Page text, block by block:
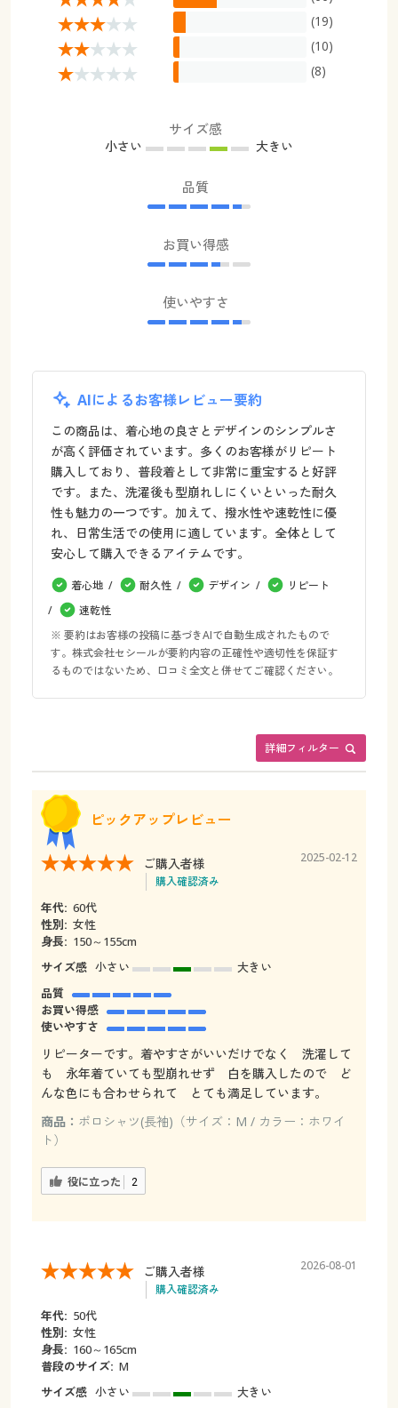
(19)
(10)
(8)
サイズ感
小さい 大きい
品質
お買い得感
使いやすさ
AIによるお客様レビュー要約
この商品は、着心地の良さとデザインのシンプルさ
が高く評価されています。多くのお客様がリピート
購入しており、普段着として非常に重宝すると好評
です。また、洗濯後も型崩れしにくいといった耐久
性も魅力の一つです。加えて、撥水性や速乾性に優
れ、日常生活での使用に適しています。全体として
安心して購入できるアイテムです。
着心地 耐久性 デザイン
リピート
速乾性
※ 要約はお客様の投稿に基づきAIで自動生成されたもので
す。株式会社セシールが要約内容の正確性や適切性を保証す
るものではないため、口コミ全文と併せてご確認ください。
詳細フィルター
ピックアップレビュー
ご購入者様
購入確認済み
2025-02-12
年代: 60代
性別: 女性
身長: 150～155cm
サイズ感 小さい
大きい
品質
お買い得感
使いやすさ
リピーターです。着やすさがいいだけでなく 洗濯して
も 永年着ていても型崩れせず 白を購入したので ど
んな色にも合わせられて とても満足しています。
商品： ポロシャツ(長袖)（サイズ：M / カラー：ホワイ
ト）
役に立った 2
ご購入者様
購入確認済み
2026-08-01
年代: 50代
性別: 女性
身長: 160～165cm
普段のサイズ: M
サイズ感 小さい
大きい